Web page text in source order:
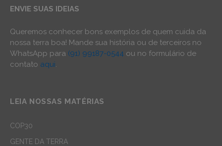
ENVIE SUAS IDEIAS
Queremos conhecer bons exemplos de quem cuida da
nossa terra boa! Mande sua história ou de terceiros no
WhatsApp para (91) 99187-0544 ou no formulário de
contato aqui
LEIA NOSSAS MATÉRIAS
COP30
GENTE DA TERRA